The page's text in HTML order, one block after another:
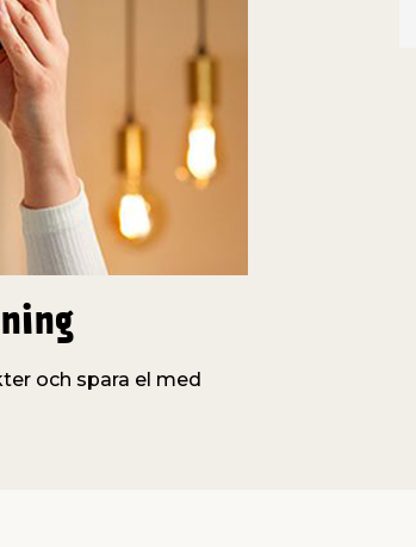
och spara el med